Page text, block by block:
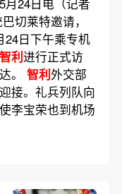
切莱特邀请，
24日下午乘专机
智利进行正式访
。 智利外交部
接。礼兵列队向
李宝荣也到机场